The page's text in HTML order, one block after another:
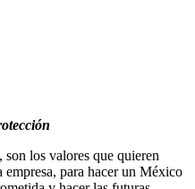
los valores que quieren
empresa, para hacer un México